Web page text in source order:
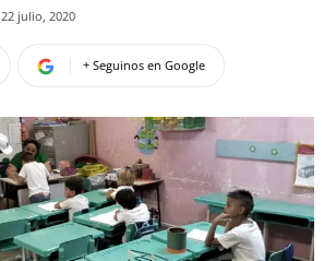
22 julio, 2020
+ Seguinos en Google